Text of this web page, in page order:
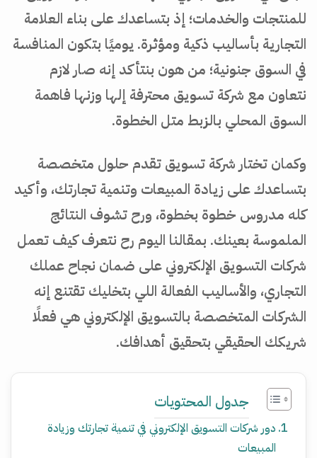
للمنتجات والخدمات؛ إذ بتساعدك على بناء العلامة
التجارية بأساليب ذكية ومؤثرة. يوميًا بتكون المنافسة
في السوق جنونية؛ من هون بنتأكد إنه صار لازم
نتعاون مع شركة تسويق محترفة إلها وزنها فاهمة
السوق المحلي بالزبط متل الخطوة.
وكمان تختار شركة تسويق تقدم حلول متخصصة
بتساعدك على زيادة المبيعات وتنمية تجارتك، وأكيد
كله مدروس خطوة بخطوة، ورح تشوف النتائج
الملموسة بعينك. بمقالنا اليوم رح نتعرف كيف تعمل
شركات التسويق الإلكتروني على ضمان نجاح عملك
التجاري، والأساليب الفعالة اللي بتخليك تقتنع إنه
الشركات المتخصصة بالتسويق الإلكتروني هي فعلًا
شريكك الحقيقي بتحقيق أهدافك.
جدول المحتويات
دور شركات التسويق الإلكتروني في تنمية تجارتك وزيادة
المبيعات